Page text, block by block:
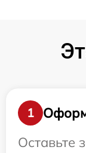
1
Оставьте